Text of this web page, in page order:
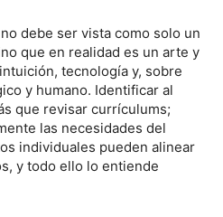
no debe ser vista como solo un
que en realidad es un arte y
tecnología y, sobre
y humano. Identificar al
que revisar currículums;
las necesidades del
individuales pueden alinear
y todo ello lo entiende